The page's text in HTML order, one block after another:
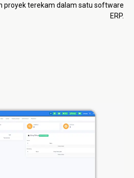
proyek terekam dalam satu software
ERP.